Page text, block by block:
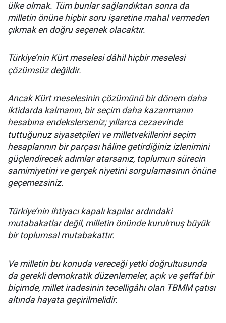
ülke olmak. Tüm bunlar sağlandıktan sonra da
milletin önüne hiçbir soru işaretine mahal vermeden
çıkmak en doğru seçenek olacaktır.
Türkiye’nin Kürt meselesi dâhil hiçbir meselesi
çözümsüz değildir.
Ancak Kürt meselesinin çözümünü bir dönem daha
iktidarda kalmanın, bir seçim daha kazanmanın
hesabına endekslerseniz; yıllarca cezaevinde
tuttuğunuz siyasetçileri ve milletvekillerini seçim
hesaplarının bir parçası hâline getirdiğiniz izlenimini
güçlendirecek adımlar atarsanız, toplumun sürecin
samimiyetini ve gerçek niyetini sorgulamasının önüne
geçemezsiniz.
Türkiye’nin ihtiyacı kapalı kapılar ardındaki
mutabakatlar değil, milletin önünde kurulmuş büyük
bir toplumsal mutabakattır.
Ve milletin bu konuda vereceği yetki doğrultusunda
da gerekli demokratik düzenlemeler, açık ve şeffaf bir
biçimde, millet iradesinin tecelligâhı olan TBMM çatısı
altında hayata geçirilmelidir.